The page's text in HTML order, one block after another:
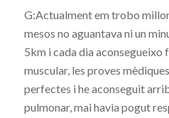
G:Actualment em trobo
mesos no aguantava ni un
5km i cada dia aconsegueixo
muscular, les proves
perfectes i he aconseguit
pulmonar, mai havia pogut